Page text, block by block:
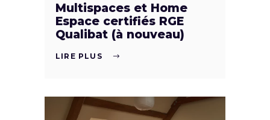
Multispaces et Home
Espace certifiés RGE
Qualibat (à nouveau)
LIRE PLUS